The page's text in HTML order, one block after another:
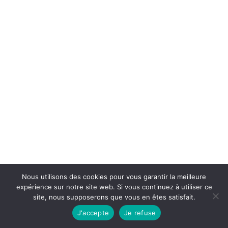
© 2026 HOLNON Tennis de Table
Nous utilisons des cookies pour vous garantir la meilleure
expérience sur notre site web. Si vous continuez à utiliser ce
site, nous supposerons que vous en êtes satisfait.
J'accepte
Je refuse